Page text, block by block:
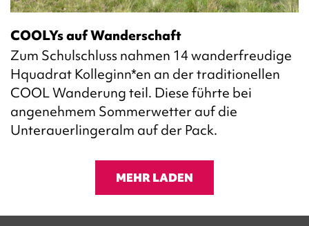
COOLYs auf Wanderschaft
Zum Schulschluss nahmen 14 wanderfreudige
Hquadrat Kolleginn*en an der traditionellen
COOL Wanderung teil. Diese führte bei
angenehmem Sommerwetter auf die
Unterauerlingeralm auf der Pack.
MEHR LADEN